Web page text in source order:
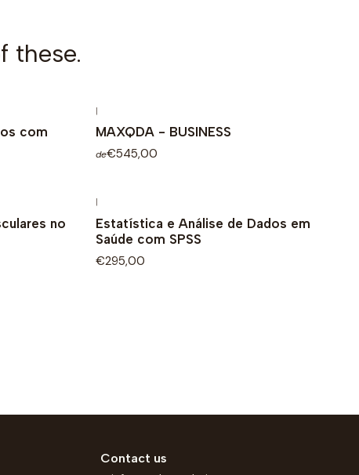
these.
com
|
MAXQDA - BUSINESS
de€545,00
no
|
Estatística e Análise de Dados em
Saúde com SPSS
€295,00
Contact us